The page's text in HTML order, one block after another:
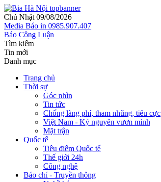
Chủ Nhật 09/08/2026
Media Báo in 0985.907.407
Báo Công Luận
Tìm kiếm
Tin mới
Danh mục
Trang chủ
Thời sự
Góc nhìn
Tin tức
Chống lãng phí, tham nhũng, tiêu cực
Việt Nam - Kỷ nguyên vươn mình
Mặt trận
Quốc tế
Tiêu điểm Quốc tế
Thế giới 24h
Công nghệ
Báo chí - Truyền thông